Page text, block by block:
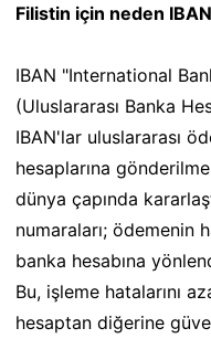
Filistin için neden
IBAN "International
(Uluslararası Banka
IBAN'lar uluslararası
hesaplarına
dünya çapında
numaraları; ödemenin
banka hesabına
Bu, işleme hatalarını
hesaptan diğerine